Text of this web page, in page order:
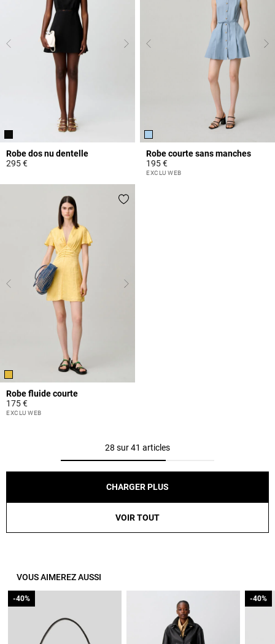
Robe dos nu dentelle
295 €
Robe courte sans manches
195 €
5 out of 5 Customer Rating
EXCLU WEB
Robe fluide courte
175 €
4,3 out of 5 Customer Rating
EXCLU WEB
28 sur 41 articles
CHARGER PLUS
VOIR TOUT
VOUS AIMEREZ AUSSI
-40%
-40% -40%
-40%